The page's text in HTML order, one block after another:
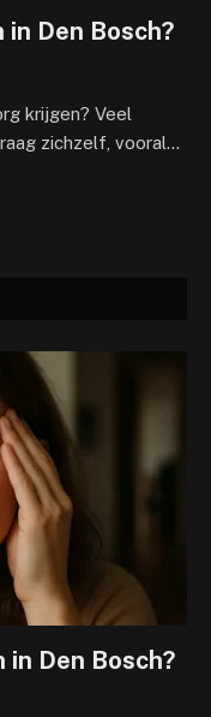
Den Bosch?
krijgen? Veel
zichzelf, vooral…
Den Bosch?